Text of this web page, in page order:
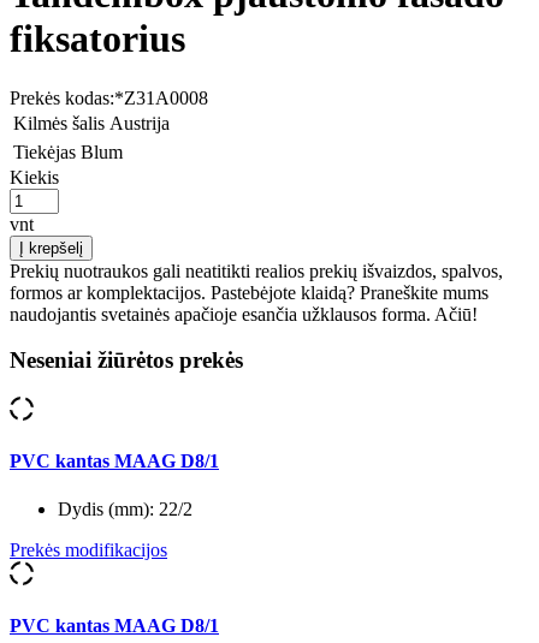
fiksatorius
Prekės kodas:*Z31A0008
Kilmės šalis Austrija
Tiekėjas Blum
Kiekis
vnt
Į krepšelį
Prekių nuotraukos gali neatitikti realios prekių išvaizdos, spalvos,
formos ar komplektacijos. Pastebėjote klaidą? Praneškite mums
naudojantis svetainės apačioje esančia užklausos forma. Ačiū!
Neseniai žiūrėtos prekės
PVC kantas MAAG D8/1
Dydis (mm): 22/2
Prekės modifikacijos
PVC kantas MAAG D8/1